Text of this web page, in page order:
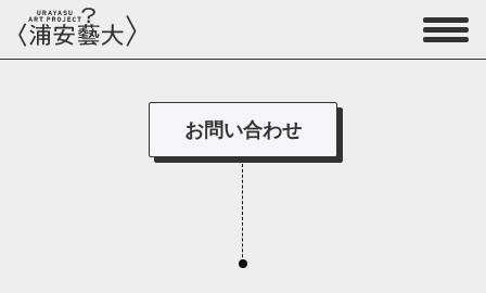
お問い合わせ